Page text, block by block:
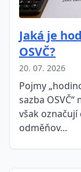
Jaká je
OSVČ?
20. 07. 2026
Pojmy
sazba
však označují
odměňov...